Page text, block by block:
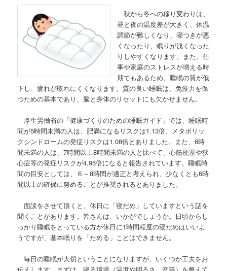
ン
秋から冬への移り変わりは、
昼と夜の温度差が大きく、体温
調節が難しくなり、寝つきが悪
くなったり、眠りが浅くなった
りしやすくなります。また、仕
事や家庭のストレスが増える時
期でもあるため、睡眠の質が低
下し、疲れが取れにくくなります。質の良い睡眠は、免疫力を保
つための基本であり、脳と身体のリセットにも欠かせません。
厚生労働省の「健康づくりのための睡眠ガイド」では、睡眠時
間が5時間未満の人は、肥満になるリスクは1.13倍、メタボリッ
クシンドロームの発症リスクは1.08倍とありました。また、6時
間未満の人は、7時間以上8時間未満の人と比べて、心筋梗塞や狭
心症等の発症リスクが4.95倍になると報告されています。睡眠時
間の目安としては、６～8時間が適正と考えられ、少なくとも6時
間以上の確保に努めることが推奨されるとありました。
面談をさせて頂くと、休日に「寝だめ」していますという話を
聞くことがあります。皆さんは、いかがでしょうか。日頃からし
っかり睡眠をとっている方が休日に1時間程度の寝だめはいいよ
うですが、基本眠りを「ためる」ことはできません。
毎日の睡眠が大切ということになりますが、いくつか工夫をお